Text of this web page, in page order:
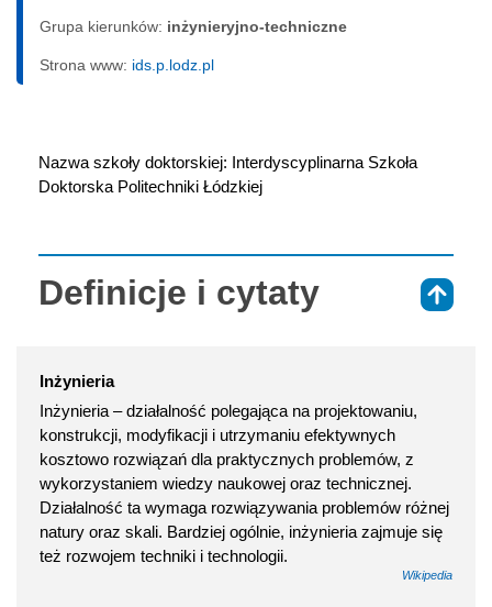
Grupa kierunków: inżynieryjno-techniczne
Strona www: ids.p.lodz.pl
Nazwa szkoły doktorskiej: Interdyscyplinarna Szkoła
Doktorska Politechniki Łódzkiej
Definicje i cytaty
Inżynieria
Inżynieria – działalność polegająca na projektowaniu,
konstrukcji, modyfikacji i utrzymaniu efektywnych
kosztowo rozwiązań dla praktycznych problemów, z
wykorzystaniem wiedzy naukowej oraz technicznej.
Działalność ta wymaga rozwiązywania problemów różnej
natury oraz skali. Bardziej ogólnie, inżynieria zajmuje się
też rozwojem techniki i technologii.
Wikipedia